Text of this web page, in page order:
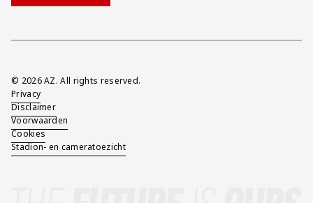
Overig
© 2026 AZ. All rights reserved.
Privacy
Disclaimer
Voorwaarden
Cookies
Stadion- en cameratoezicht